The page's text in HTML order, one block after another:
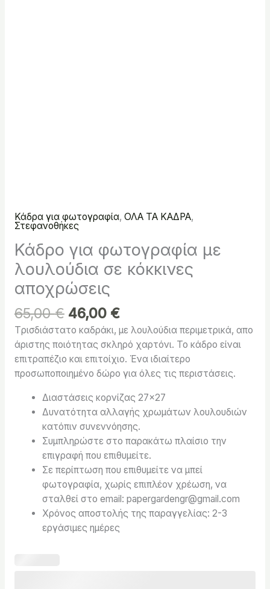
Κάδρα για φωτογραφία, ΟΛΑ ΤΑ ΚΑΔΡΑ,
Στεφανοθήκες
Κάδρο για φωτογραφία με
λουλούδια σε κόκκινες
αποχρώσεις
65,00€ 46,00 €
Tρισδιάστατο καδράκι, με λουλούδια περιμετρικά, απο
άριστης ποιότητας σκληρό χαρτόνι. Το κάδρο είναι
επιτραπέζιο και επιτοίχιο. Ένα ιδιαίτερο
προσωποποιημένο δώρο για όλες τις περιστάσεις.
Διαστάσεις κορνίζας 27×27
Δυνατότητα αλλαγής χρωμάτων λουλουδιών
κατόπιν συνεννόησης.
Συμπληρώστε στο παρακάτω πλαίσιο την
επιγραφή που επιθυμείτε.
Σε περίπτωση που επιθυμείτε να μπεί
φωτογραφία, χωρίς επιπλέον χρέωση, να
σταλθεί στο email: papergardengr@gmail.com
Χρόνος αποστολής της παραγγελίας: 2-3
εργάσιμες ημέρες